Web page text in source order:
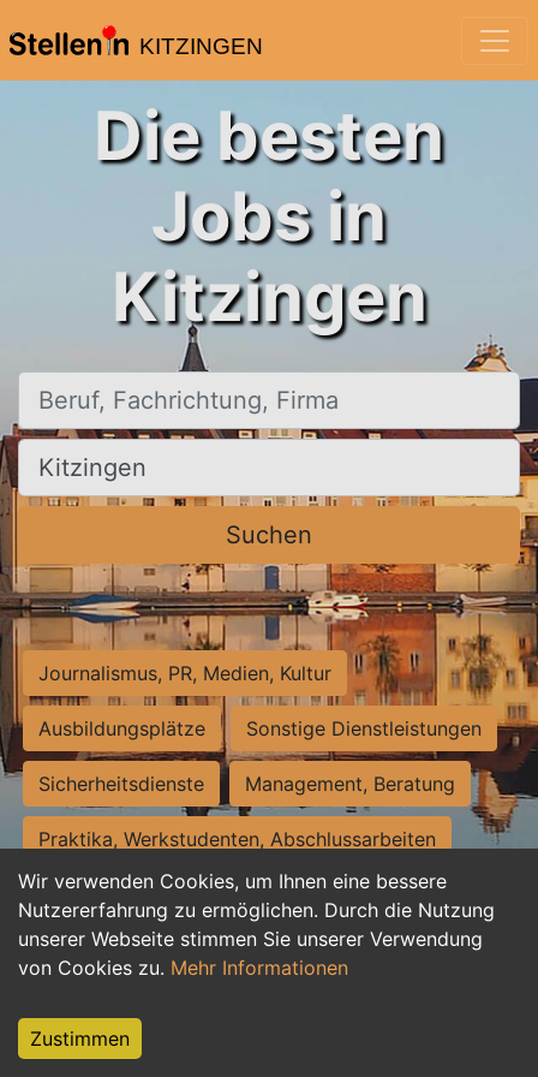
KITZINGEN
Wir verwenden Cookies, um Ihnen eine bessere
Nutzererfahrung zu ermöglichen. Durch die Nutzung
unserer Webseite stimmen Sie unserer Verwendung
von Cookies zu. Mehr Informationen
Zustimmen
Die besten
Jobs in
Kitzingen
Beruf, Fachrichtung, Firma
Ort, Stadt
Suchen
Journalismus, PR, Medien, Kultur
Ausbildungsplätze Sonstige Dienstleistungen
Sicherheitsdienste Management, Beratung
Praktika, Werkstudenten, Abschlussarbeiten
Personalwesen Assistenz, Sekretariat
Hilfskräfte, Aushilfs- und Nebenjobs
Weiterbildung, Studium, duale Ausbildung